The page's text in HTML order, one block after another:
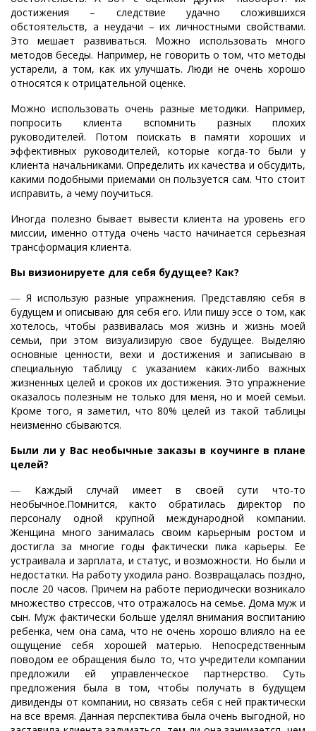
достижения – следствие удачно сложившихся
обстоятельств, а неудачи – их личностными свойствами.
Это мешает развиваться. Можно использовать много
методов беседы. Например, не говорить о том, что методы
устарели, а том, как их улучшать. Люди не очень хорошо
относятся к отрицательной оценке.
Можно использовать очень разные методики. Например,
попросить клиента вспомнить разных плохих
руководителей. Потом поискать в памяти хороших и
эффективных руководителей, которые когда-то были у
клиента начальниками. Определить их качества и обсудить,
какими подобными приемами он пользуется сам. Что стоит
исправить, а чему поучиться.
Иногда полезно бывает вывести клиента на уровень его
миссии, именно оттуда очень часто начинается серьезная
трансформация клиента.
Вы визионируете для себя будущее? Как?
― Я использую разные упражнения. Представляю себя в
будущем и описываю для себя его. Или пишу эссе о том, как
хотелось, чтобы развивалась моя жизнь и жизнь моей
семьи, при этом визуализирую свое будущее. Выделяю
основные ценности, вехи и достижения и записываю в
специальную таблицу с указанием каких-либо важных
жизненных целей и сроков их достижения. Это упражнение
оказалось полезным не только для меня, но и моей семьи.
Кроме того, я заметил, что 80% целей из такой таблицы
неизменно сбываются.
Были ли у Вас необычные заказы в коучинге в плане
целей?
― Каждый случай имеет в своей сути что-то
необычное.Помнится, както обратилась директор по
персоналу одной крупной международной компании.
Женщина много занималась своим карьерным ростом и
достигла за многие годы фактически пика карьеры. Ее
устраивала и зарплата, и статус, и возможности. Но были и
недостатки. На работу уходила рано. Возвращалась поздно,
после 20 часов. Причем на работе периодически возникало
множество стрессов, что отражалось на семье. Дома муж и
сын. Муж фактически больше уделял внимания воспитанию
ребенка, чем она сама, что не очень хорошо влияло на ее
ощущение себя хорошей матерью. Непосредственным
поводом ее обращения было то, что учредители компании
предложили ей управленческое партнерство. Суть
предложения была в том, чтобы получать в будущем
дивиденды от компании, но связать себя с ней практически
на все время. Данная перспектива была очень выгодной, но